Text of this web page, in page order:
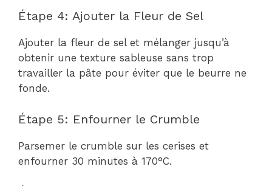
Étape 4: Ajouter la Fleur de Sel
Ajouter la fleur de sel et mélanger jusqu’à
obtenir une texture sableuse sans trop
travailler la pâte pour éviter que le beurre ne
fonde.
Étape 5: Enfourner le Crumble
Parsemer le crumble sur les cerises et
enfourner 30 minutes à 170°C.